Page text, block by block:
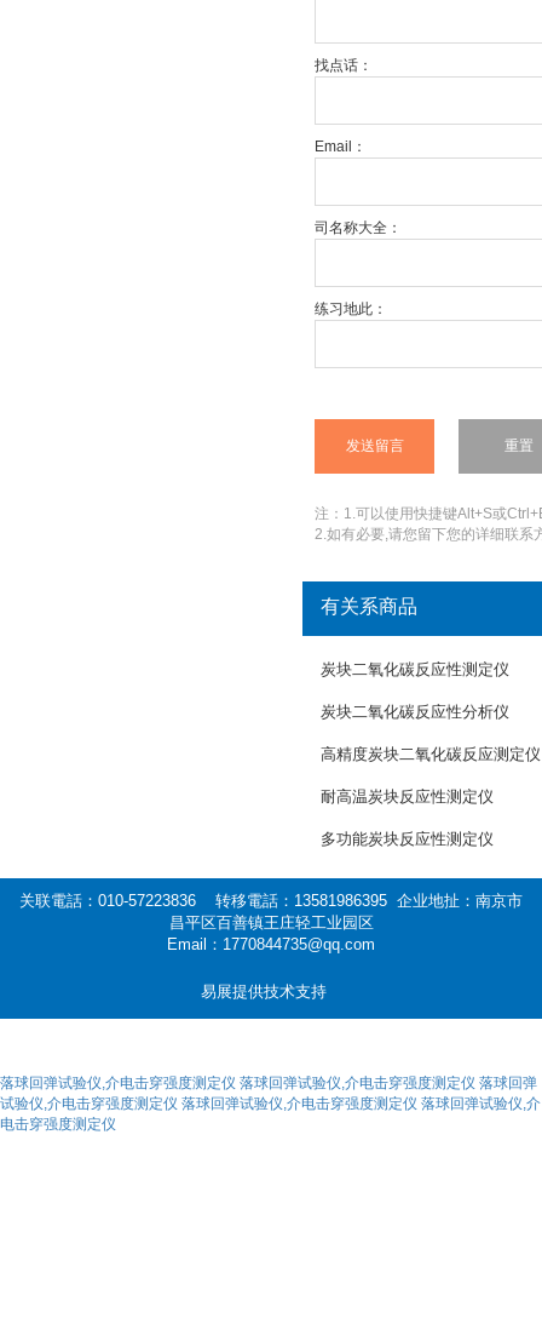
找点话：
Email：
司名称大全：
练习地此：
注：1.可以使用快捷键Alt+S或
2.如有必要,请您留下您的详细联系
有关系商品
炭块二氧化碳反应性测定仪
炭块二氧化碳反应性分析仪
高精度炭块二氧化碳反应测定仪
耐高温炭块反应性测定仪
多功能炭块反应性测定仪
关联電話：010-57223836 转移電話：13581986395 企业地扯：南京市
昌平区百善镇王庄轻工业园区
Email：1770844735@qq.com
易展提供技术支持
落球回弹试验仪,介电击穿强度测定仪 落球回弹试验仪,介电击穿强度测定仪 落球回弹
试验仪,介电击穿强度测定仪 落球回弹试验仪,介电击穿强度测定仪 落球回弹试验仪,介
电击穿强度测定仪